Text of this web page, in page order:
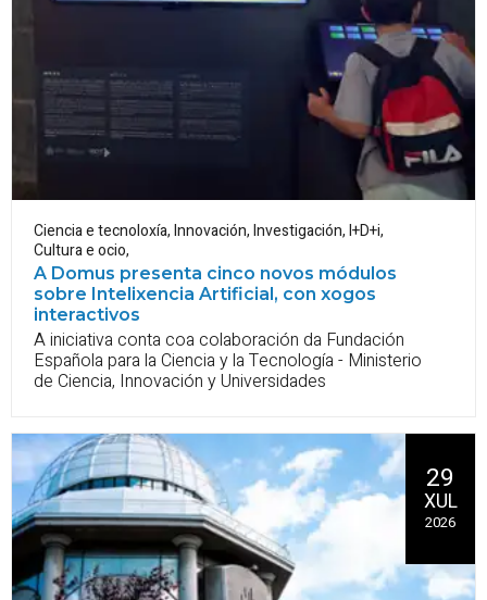
Ciencia e tecnoloxía,Innovación, Investigación, I+D+i,
Cultura e ocio,
A Domus presenta cinco novos módulos
sobre Intelixencia Artificial, con xogos
interactivos
A iniciativa conta coa colaboración da Fundación
Española para la Ciencia y la Tecnología - Ministerio
de Ciencia, Innovación y Universidades
29
XUL
2026